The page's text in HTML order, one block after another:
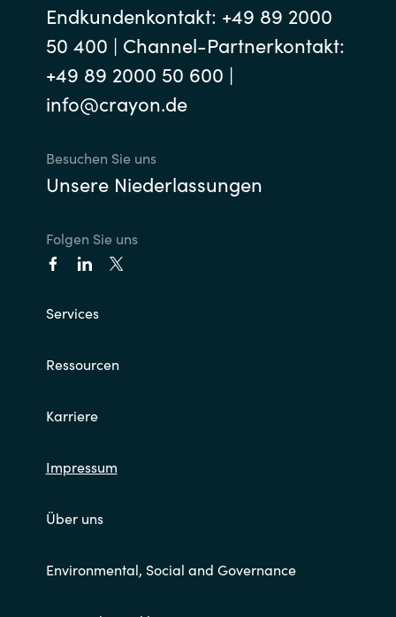
Endkundenkontakt: +49 89 2000
50 400 | Channel-Partnerkontakt:
+49 89 2000 50 600 |
info@crayon.de
Besuchen Sie uns
Unsere Niederlassungen
Folgen Sie uns
Services
Ressourcen
Karriere
Impressum
Über uns
Environmental, Social and Governance